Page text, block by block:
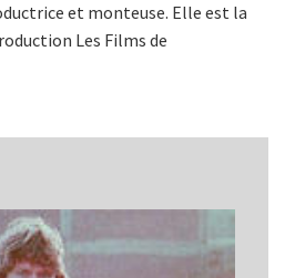
et monteuse. Elle est la
Les Films de